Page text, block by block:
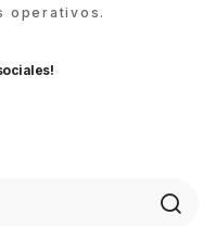
operativos.